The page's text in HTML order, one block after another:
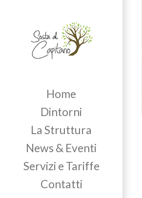
Home
Dintorni
La Struttura
News & Eventi
Servizi e Tariffe
Contatti